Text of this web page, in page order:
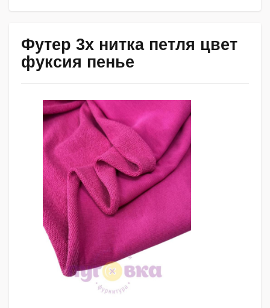
Футер 3х нитка петля цвет
фуксия пенье